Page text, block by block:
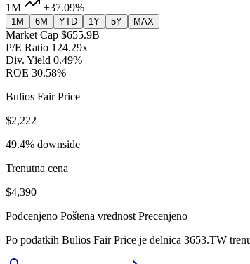
1M
+37.09%
1M 6M YTD 1Y 5Y MAX
Market Cap $655.9B
P/E Ratio 124.29x
Div. Yield 0.49%
ROE 30.58%
Bulios Fair Price
$2,222
49.4% downside
Trenutna cena
$4,390
Podcenjeno Poštena vrednost Precenjeno
Po podatkih Bulios Fair Price je delnica 3653.TW